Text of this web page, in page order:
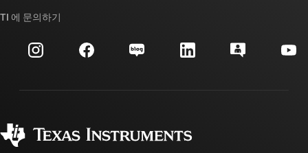
투자 관계
제조
대체품 검색
고객 지원 센터
myTI 계정 FAQ
주문 FAQ
TI 에 문의하기